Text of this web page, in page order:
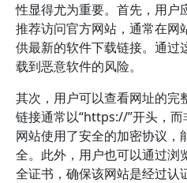
性显得尤为重要。首先，用户
推荐访问官方网站，通常在网
供最新的软件下载链接。通过
载到恶意软件的风险。
其次，用户可以查看网址的完
链接通常以“https://”开头，
网站使用了安全的加密协议，
全。此外，用户也可以通过浏
全证书，确保该网站是经过认